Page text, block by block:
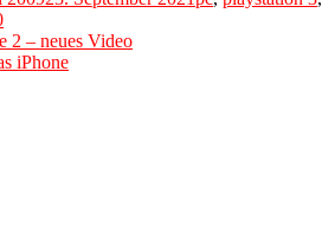
2 – neues Video
iPhone